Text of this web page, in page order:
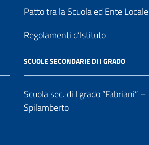
Patto tra la Scuola ed Ente Locale
Regolamenti d’Istituto
SCUOLE SECONDARIE DI I GRADO
Scuola sec. di I grado “Fabriani” –
Spilamberto